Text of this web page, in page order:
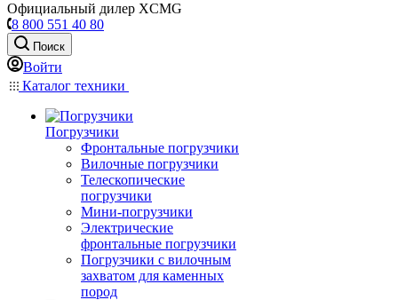
Официальный дилер XCMG
8 800 551 40 80
Поиск
Войти
Каталог техники
Погрузчики
Фронтальные погрузчики
Вилочные погрузчики
Телескопические
погрузчики
Мини-погрузчики
Электрические
фронтальные погрузчики
Погрузчики с вилочным
захватом для каменных
пород